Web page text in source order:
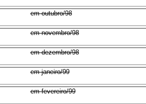
em outubro/98
em novembro/98
em dezembro/98
em janeiro/99
em fevereiro/99